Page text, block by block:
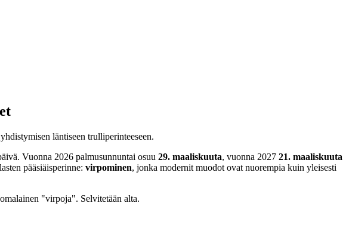
läntiseen trulliperinteeseen.
Vuonna 2026 palmusunnuntai osuu 29. maaliskuuta, vuonna 2027 21. maaliskuuta
pääsiäisperinne: virpominen, jonka modernit muodot ovat nuorempia kuin yleisesti
"virpoja". Selvitetään alta.